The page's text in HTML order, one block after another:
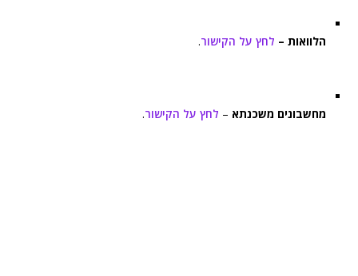
הלוואות – לחץ על הקישור.
מחשבונים משכנתא – לחץ על הקישור.